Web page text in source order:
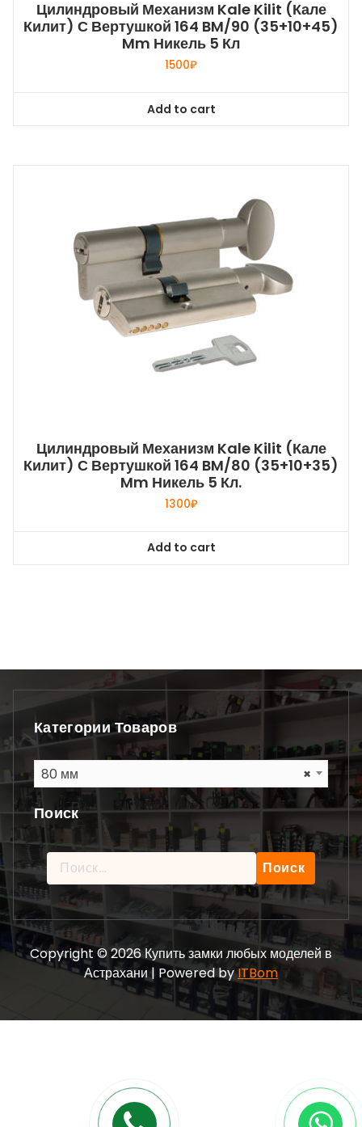
Цилиндровый Механизм Kale Kilit (Кале
Килит) С Вертушкой 164 BM/90 (35+10+45)
Mm Никель 5 Кл
1500₽
Add to cart
Цилиндровый Механизм Kale Kilit (Кале
Килит) С Вертушкой 164 BM/80 (35+10+35)
Mm Никель 5 Кл.
1300₽
Add to cart
Категории Товаров
×
80 мм
Поиск
Найти:
Copyright © 2026 Купить замки любых моделей в
Астрахани | Powered byITBom